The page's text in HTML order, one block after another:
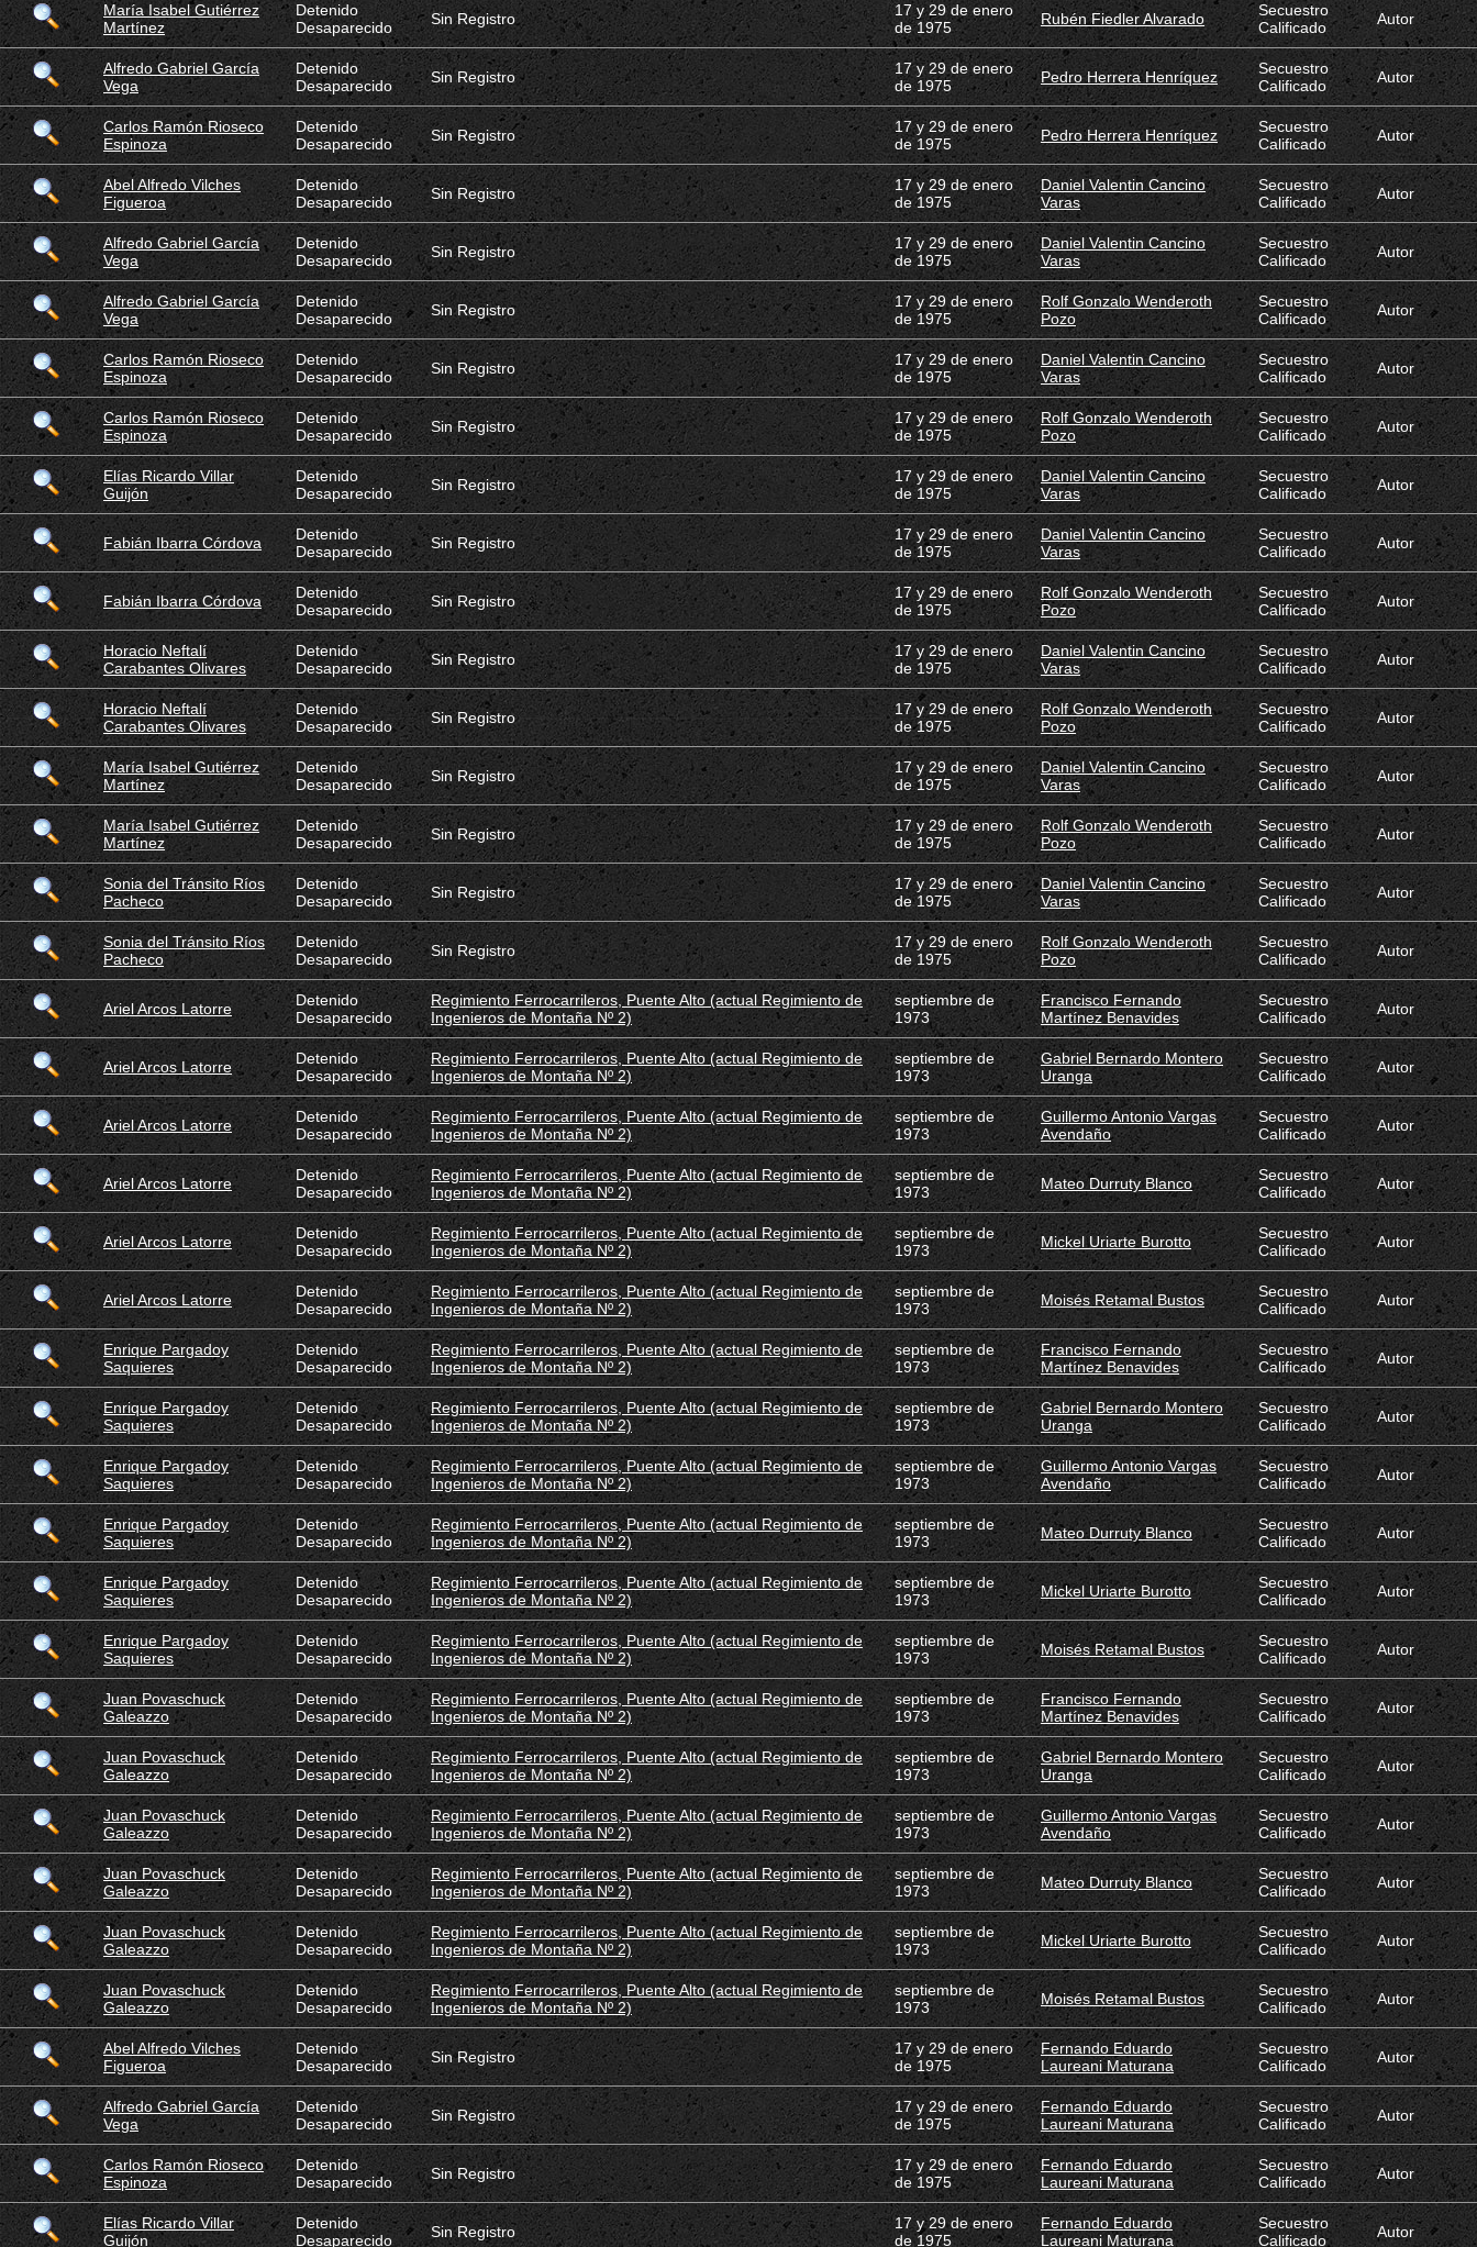
María Isabel Gutiérrez
Martínez
Detenido
Desaparecido
Sin Registro
17 y 29 de enero
de 1975
Rubén Fiedler Alvarado
Secuestro
Calificado
Autor
Alfredo Gabriel García
Vega
Detenido
Desaparecido
Sin Registro
17 y 29 de enero
de 1975
Pedro Herrera Henríquez
Secuestro
Calificado
Autor
Carlos Ramón Rioseco
Espinoza
Detenido
Desaparecido
Sin Registro
17 y 29 de enero
de 1975
Pedro Herrera Henríquez
Secuestro
Calificado
Autor
Abel Alfredo Vilches
Figueroa
Detenido
Desaparecido
Sin Registro
17 y 29 de enero
de 1975
Daniel Valentin Cancino
Varas
Secuestro
Calificado
Autor
Alfredo Gabriel García
Vega
Detenido
Desaparecido
Sin Registro
17 y 29 de enero
de 1975
Daniel Valentin Cancino
Varas
Secuestro
Calificado
Autor
Alfredo Gabriel García
Vega
Detenido
Desaparecido
Sin Registro
17 y 29 de enero
de 1975
Rolf Gonzalo Wenderoth
Pozo
Secuestro
Calificado
Autor
Carlos Ramón Rioseco
Espinoza
Detenido
Desaparecido
Sin Registro
17 y 29 de enero
de 1975
Daniel Valentin Cancino
Varas
Secuestro
Calificado
Autor
Carlos Ramón Rioseco
Espinoza
Detenido
Desaparecido
Sin Registro
17 y 29 de enero
de 1975
Rolf Gonzalo Wenderoth
Pozo
Secuestro
Calificado
Autor
Elías Ricardo Villar
Guijón
Detenido
Desaparecido
Sin Registro
17 y 29 de enero
de 1975
Daniel Valentin Cancino
Varas
Secuestro
Calificado
Autor
Fabián Ibarra Córdova
Detenido
Desaparecido
Sin Registro
17 y 29 de enero
de 1975
Daniel Valentin Cancino
Varas
Secuestro
Calificado
Autor
Fabián Ibarra Córdova
Detenido
Desaparecido
Sin Registro
17 y 29 de enero
de 1975
Rolf Gonzalo Wenderoth
Pozo
Secuestro
Calificado
Autor
Horacio Neftalí
Carabantes Olivares
Detenido
Desaparecido
Sin Registro
17 y 29 de enero
de 1975
Daniel Valentin Cancino
Varas
Secuestro
Calificado
Autor
Horacio Neftalí
Carabantes Olivares
Detenido
Desaparecido
Sin Registro
17 y 29 de enero
de 1975
Rolf Gonzalo Wenderoth
Pozo
Secuestro
Calificado
Autor
María Isabel Gutiérrez
Martínez
Detenido
Desaparecido
Sin Registro
17 y 29 de enero
de 1975
Daniel Valentin Cancino
Varas
Secuestro
Calificado
Autor
María Isabel Gutiérrez
Martínez
Detenido
Desaparecido
Sin Registro
17 y 29 de enero
de 1975
Rolf Gonzalo Wenderoth
Pozo
Secuestro
Calificado
Autor
Sonia del Tránsito Ríos
Pacheco
Detenido
Desaparecido
Sin Registro
17 y 29 de enero
de 1975
Daniel Valentin Cancino
Varas
Secuestro
Calificado
Autor
Sonia del Tránsito Ríos
Pacheco
Detenido
Desaparecido
Sin Registro
17 y 29 de enero
de 1975
Rolf Gonzalo Wenderoth
Pozo
Secuestro
Calificado
Autor
Ariel Arcos Latorre
Detenido
Desaparecido
Regimiento Ferrocarrileros, Puente Alto (actual Regimiento de
Ingenieros de Montaña Nº 2)
septiembre de
1973
Francisco Fernando
Martínez Benavides
Secuestro
Calificado
Autor
Ariel Arcos Latorre
Detenido
Desaparecido
Regimiento Ferrocarrileros, Puente Alto (actual Regimiento de
Ingenieros de Montaña Nº 2)
septiembre de
1973
Gabriel Bernardo Montero
Uranga
Secuestro
Calificado
Autor
Ariel Arcos Latorre
Detenido
Desaparecido
Regimiento Ferrocarrileros, Puente Alto (actual Regimiento de
Ingenieros de Montaña Nº 2)
septiembre de
1973
Guillermo Antonio Vargas
Avendaño
Secuestro
Calificado
Autor
Ariel Arcos Latorre
Detenido
Desaparecido
Regimiento Ferrocarrileros, Puente Alto (actual Regimiento de
Ingenieros de Montaña Nº 2)
septiembre de
1973
Mateo Durruty Blanco
Secuestro
Calificado
Autor
Ariel Arcos Latorre
Detenido
Desaparecido
Regimiento Ferrocarrileros, Puente Alto (actual Regimiento de
Ingenieros de Montaña Nº 2)
septiembre de
1973
Mickel Uriarte Burotto
Secuestro
Calificado
Autor
Ariel Arcos Latorre
Detenido
Desaparecido
Regimiento Ferrocarrileros, Puente Alto (actual Regimiento de
Ingenieros de Montaña Nº 2)
septiembre de
1973
Moisés Retamal Bustos
Secuestro
Calificado
Autor
Enrique Pargadoy
Saquieres
Detenido
Desaparecido
Regimiento Ferrocarrileros, Puente Alto (actual Regimiento de
Ingenieros de Montaña Nº 2)
septiembre de
1973
Francisco Fernando
Martínez Benavides
Secuestro
Calificado
Autor
Enrique Pargadoy
Saquieres
Detenido
Desaparecido
Regimiento Ferrocarrileros, Puente Alto (actual Regimiento de
Ingenieros de Montaña Nº 2)
septiembre de
1973
Gabriel Bernardo Montero
Uranga
Secuestro
Calificado
Autor
Enrique Pargadoy
Saquieres
Detenido
Desaparecido
Regimiento Ferrocarrileros, Puente Alto (actual Regimiento de
Ingenieros de Montaña Nº 2)
septiembre de
1973
Guillermo Antonio Vargas
Avendaño
Secuestro
Calificado
Autor
Enrique Pargadoy
Saquieres
Detenido
Desaparecido
Regimiento Ferrocarrileros, Puente Alto (actual Regimiento de
Ingenieros de Montaña Nº 2)
septiembre de
1973
Mateo Durruty Blanco
Secuestro
Calificado
Autor
Enrique Pargadoy
Saquieres
Detenido
Desaparecido
Regimiento Ferrocarrileros, Puente Alto (actual Regimiento de
Ingenieros de Montaña Nº 2)
septiembre de
1973
Mickel Uriarte Burotto
Secuestro
Calificado
Autor
Enrique Pargadoy
Saquieres
Detenido
Desaparecido
Regimiento Ferrocarrileros, Puente Alto (actual Regimiento de
Ingenieros de Montaña Nº 2)
septiembre de
1973
Moisés Retamal Bustos
Secuestro
Calificado
Autor
Juan Povaschuck
Galeazzo
Detenido
Desaparecido
Regimiento Ferrocarrileros, Puente Alto (actual Regimiento de
Ingenieros de Montaña Nº 2)
septiembre de
1973
Francisco Fernando
Martínez Benavides
Secuestro
Calificado
Autor
Juan Povaschuck
Galeazzo
Detenido
Desaparecido
Regimiento Ferrocarrileros, Puente Alto (actual Regimiento de
Ingenieros de Montaña Nº 2)
septiembre de
1973
Gabriel Bernardo Montero
Uranga
Secuestro
Calificado
Autor
Juan Povaschuck
Galeazzo
Detenido
Desaparecido
Regimiento Ferrocarrileros, Puente Alto (actual Regimiento de
Ingenieros de Montaña Nº 2)
septiembre de
1973
Guillermo Antonio Vargas
Avendaño
Secuestro
Calificado
Autor
Juan Povaschuck
Galeazzo
Detenido
Desaparecido
Regimiento Ferrocarrileros, Puente Alto (actual Regimiento de
Ingenieros de Montaña Nº 2)
septiembre de
1973
Mateo Durruty Blanco
Secuestro
Calificado
Autor
Juan Povaschuck
Galeazzo
Detenido
Desaparecido
Regimiento Ferrocarrileros, Puente Alto (actual Regimiento de
Ingenieros de Montaña Nº 2)
septiembre de
1973
Mickel Uriarte Burotto
Secuestro
Calificado
Autor
Juan Povaschuck
Galeazzo
Detenido
Desaparecido
Regimiento Ferrocarrileros, Puente Alto (actual Regimiento de
Ingenieros de Montaña Nº 2)
septiembre de
1973
Moisés Retamal Bustos
Secuestro
Calificado
Autor
Abel Alfredo Vilches
Figueroa
Detenido
Desaparecido
Sin Registro
17 y 29 de enero
de 1975
Fernando Eduardo
Laureani Maturana
Secuestro
Calificado
Autor
Alfredo Gabriel García
Vega
Detenido
Desaparecido
Sin Registro
17 y 29 de enero
de 1975
Fernando Eduardo
Laureani Maturana
Secuestro
Calificado
Autor
Carlos Ramón Rioseco
Espinoza
Detenido
Desaparecido
Sin Registro
17 y 29 de enero
de 1975
Fernando Eduardo
Laureani Maturana
Secuestro
Calificado
Autor
Elías Ricardo Villar
Guijón
Detenido
Desaparecido
Sin Registro
17 y 29 de enero
de 1975
Fernando Eduardo
Laureani Maturana
Secuestro
Calificado
Autor